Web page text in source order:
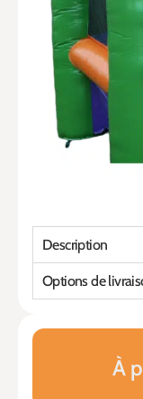
À
Description
Options de